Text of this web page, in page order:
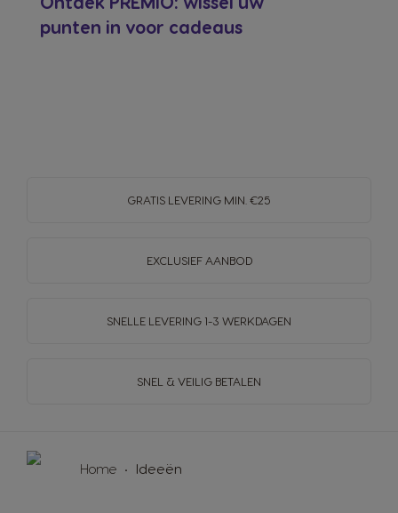
punten in voor cadeaus
GRATIS LEVERING MIN. €25
EXCLUSIEF AANBOD
SNELLE LEVERING 1-3 WERKDAGEN
SNEL & VEILIG BETALEN
Home Ideeën